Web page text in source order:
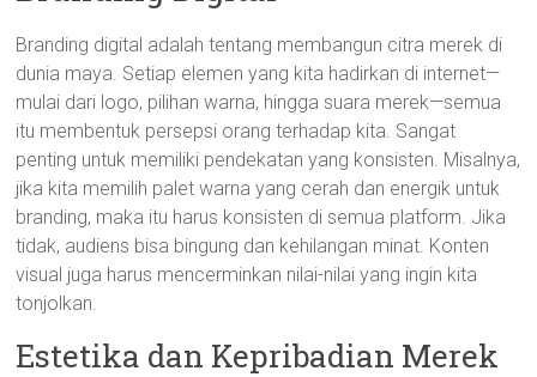
Branding digital adalah tentang membangun citra merek di
dunia maya. Setiap elemen yang kita hadirkan di internet—
mulai dari logo, pilihan warna, hingga suara merek—semua
itu membentuk persepsi orang terhadap kita. Sangat
penting untuk memiliki pendekatan yang konsisten. Misalnya,
jika kita memilih palet warna yang cerah dan energik untuk
branding, maka itu harus konsisten di semua platform. Jika
tidak, audiens bisa bingung dan kehilangan minat. Konten
visual juga harus mencerminkan nilai-nilai yang ingin kita
tonjolkan.
Estetika dan Kepribadian Merek